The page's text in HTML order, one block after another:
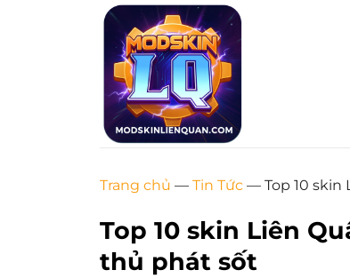
Trang chủ — Tin Tức — Top 10
Top 10 skin Liên
thủ phát sốt